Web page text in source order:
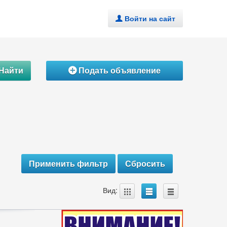
. Войти на сайт
ÁПодать объявление
Вид: A B C